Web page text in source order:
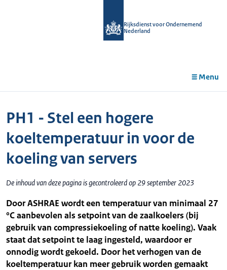
Rijksdienst voor Ondernemend
Nederland
Menu
PH1 - Stel een hogere
koeltemperatuur in voor de
koeling van servers
De inhoud van deze pagina is gecontroleerd op 29 september 2023
Door ASHRAE wordt een temperatuur van minimaal 27
°C aanbevolen als setpoint van de zaalkoelers (bij
gebruik van compressiekoeling of natte koeling). Vaak
staat dat setpoint te laag ingesteld, waardoor er
onnodig wordt gekoeld. Door het verhogen van de
koeltemperatuur kan meer gebruik worden gemaakt